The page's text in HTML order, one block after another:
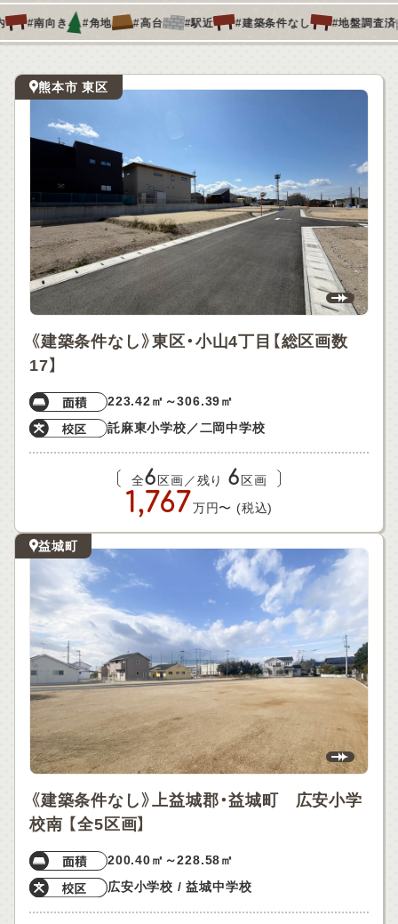
分以内 #南向き #角地 #高台 #駅近 #建築条件なし #地
熊本市 東区
《建築条件なし》東区・小山4丁目【総区画数
17】
223.42㎡～306.39㎡
託麻東小学校／二岡中学校
全6 区画／残り 6 区画
1,767万円〜 (税込)
益城町
《建築条件なし》上益城郡・益城町 広安小学
校南 【全5区画】
200.40㎡～228.58㎡
広安小学校 / 益城中学校